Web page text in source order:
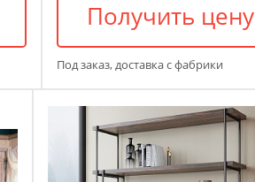
Получить цену
Под заказ, доставка с фабрики